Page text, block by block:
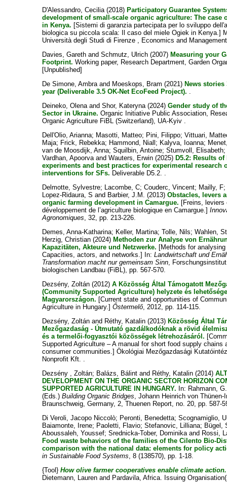
D'Alessandro, Cecilia(2018) Participatory Guarantee
development of small-scale organic agriculture: The case
in Kenya. [Sistemi di garanzia partecipata per lo sviluppo
biologica su piccola scala: Il caso del miele Ogiek in Kenya.]
Università degli Studi di Firenze , Economics and
Davies, Gareth andSchmutz, Ulrich (2007) Measuring your
Footprint. Working paper, Research Department, Garden
[Unpublished]
De Simone, Ambraand Moeskops, Bram (2021) News
year (Deliverable 3.5 OK-Net EcoFeed Project). .
Deineko, OlenaandShor, Kateryna(2024)Gender study of
Sector in Ukraine. Organic Initiative Public Association,
Organic Agriculture FiBL (Switzerland), UA-Kyiv .
Dell'Olio, Arianna; Masotti, Matteo; Pini, Filippo;Vittuari,
Maja; Frick, Rebekka; Hammond, Niall ; Kalyva, Ioanna;
van de Moosdijk, Anna;Squilbin, Antoine;Stumvoll, Elisabeth
Vardhan, ApoorvaandWauters, Erwin (2025) D5.2: Results of
experiments and best practices for experimental research
interventions for SFs. Deliverable D5.2. .
Delmotte, Sylvestre; Lacombe, C;Couderc, Vincent; Mailly, F
Lopez-Ridaura, S and Barbier, J.M. (2013)Obstacles, levers
organic farming development in Camargue. [Freins,
développement de l’agriculture biologique en Camargue.]
Agronomiques, 32, pp. 213-226.
Demes, Anna-Katharina; Keller, Martina;Tolle, Nils;Wahlen,
Herzig, Christian (2024) Methoden zur Analyse von
Kapazitäten, Akteure und Netzwerke. [Methods for
Capacities, actors, and networks.] In:Landwirtschaft und
Transformation macht nur gemeinsam Sinn,
biologischen Landbau (FiBL), pp. 567-570.
Dezsény, Zoltán (2012)A Közösség Által Támogatott
(Community Supported Agriculture) helyzete és
Magyarországon. [Current state and opportunities of
Agriculture in Hungary.]Őstermelő, 2012, pp. 114-115.
Dezsény, Zoltán and Réthy, Katalin (2013) Közösség Által
Mezőgazdaság - Útmutató gazdálkodóknak a rövid
és a termelői-fogyasztói közösségek létrehozásáról.
Supported Agriculture – A manual for short food supply chains
consumer communities.] Ökológiai Mezőgazdasági
Nonprofit Kft. .
Dezsény , Zoltán; Balázs, Bálint and Réthy, Katalin (2014)
DEVELOPMENT ON THE ORGANIC SECTOR HORIZON
SUPPORTED AGRICULTURE IN HUNGARY. In: Rahmann, G.
(Eds.)Building Organic Bridges, Johann Heinrich von Thünen-
Braunschweig, Germany, 2, Thuenen Report, no. 20, pp. 587-
Di Veroli, Jacopo Niccolò; Peronti, Benedetta;Scognamiglio,
Baiamonte, Irene; Paoletti, Flavio;Stefanovic, Lilliana; Bügel,
Aboussaleh, Youssef;Srednicka-Tober, Dominikaand Rossi,
Food waste behaviors of the families of the Cilento Bio-
comparison with the national data: elements for policy
in Sustainable Food Systems, 8 (138570), pp. 1-18.
{Tool}How olive farmer cooperatives enable climate action.
Dietemann, Lauren and Pardavila, Africa. Issuing